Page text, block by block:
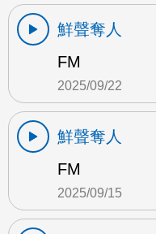
鮮聲奪人
FM
2025/09/22
鮮聲奪人
FM
2025/09/15